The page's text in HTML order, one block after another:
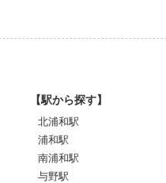
【駅から探す】
北浦和駅
浦和駅
南浦和駅
与野駅